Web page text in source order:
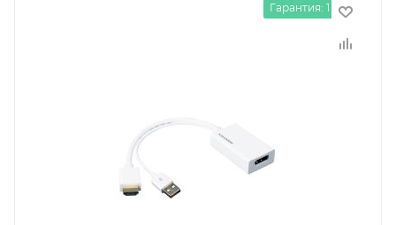
Гарантия: 1 год